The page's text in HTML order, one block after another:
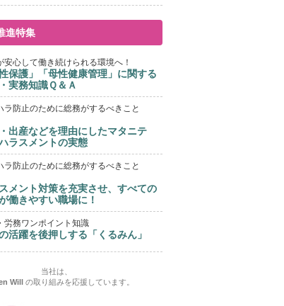
進特集
安心して働き続けられる環境へ！
性保護」「母性健康管理」に関する
実務知識Ｑ＆Ａ
ラ防止のために総務がするべきこと
出産などを理由にしたマタニテ
ラスメントの実態
ラ防止のために総務がするべきこと
メント対策を充実させ、すべての
働きやすい職場に！
労務ワンポイント知識
活躍を後押しする「くるみん」
当社は、
Willの取り組みを応援しています。